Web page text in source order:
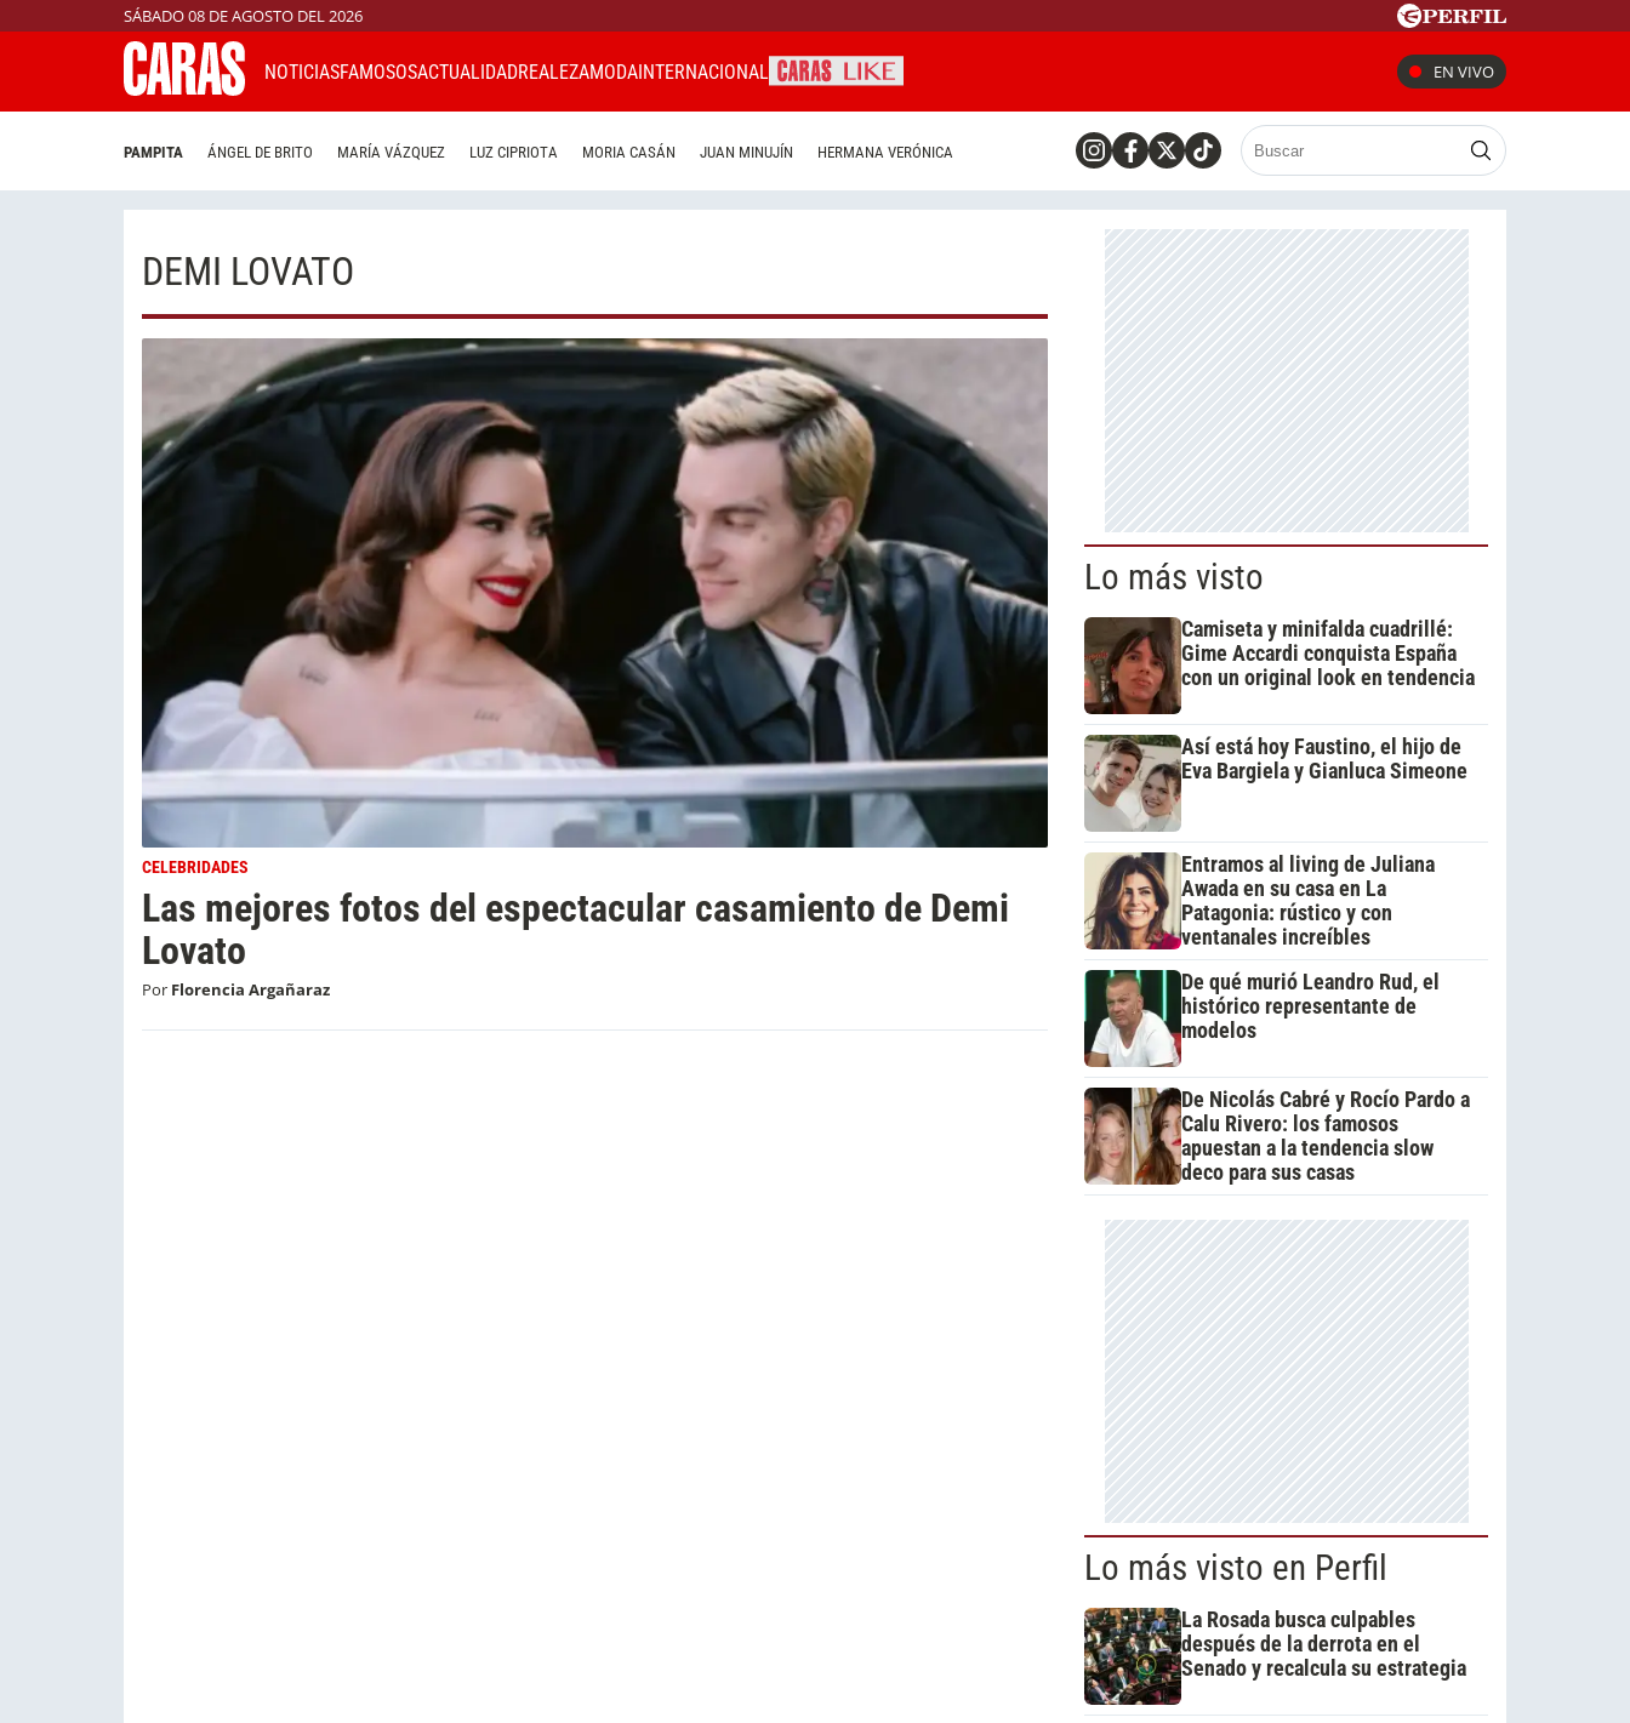
SÁBADO 08 DE AGOSTO DEL 2026
NOTICIASFAMOSOSACTUALIDADREALEZAMODAINTERNACIONAL EN VIVO
PAMPITA ÁNGEL DE BRITO MARÍA VÁZQUEZ LUZ CIPRIOTA MORIA CASÁN JUAN MINUJÍN HERMANA VERÓNICA
DEMI LOVATO
CELEBRIDADES
Las mejores fotos del espectacular casamiento de Demi
Lovato
Por Florencia Argañaraz
Lo más visto
Camiseta y minifalda cuadrillé:
Gime Accardi conquista España
con un original look en tendencia
Así está hoy Faustino, el hijo de
Eva Bargiela y Gianluca Simeone
Entramos al living de Juliana
Awada en su casa en La
Patagonia: rústico y con
ventanales increíbles
De qué murió Leandro Rud, el
histórico representante de
modelos
De Nicolás Cabré y Rocío Pardo a
Calu Rivero: los famosos
apuestan a la tendencia slow
deco para sus casas
Lo más visto en Perfil
La Rosada busca culpables
después de la derrota en el
Senado y recalcula su estrategia